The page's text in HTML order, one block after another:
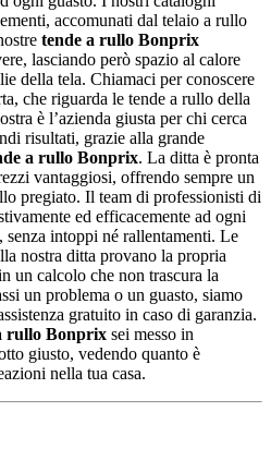
accomunati dal telaio a rullo
tende a rullo Bonprix
lasciando però spazio al calore
della tela. Chiamaci per conoscere
che riguarda le tende a rullo della
è l’azienda giusta per chi cerca
risultati, grazie alla grande
a rullo Bonprix. La ditta è pronta
vantaggiosi, offrendo sempre un
pregiato. Il team di professionisti di
ed efficacemente ad ogni
intoppi né rallentamenti. Le
nostra ditta provano la propria
un calcolo che non trascura la
un problema o un guasto, siamo
gratuito in caso di garanzia.
rullo Bonprix sei messo in
giusto, vedendo quanto è
nella tua casa.